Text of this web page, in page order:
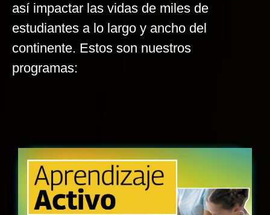
así impactar las vidas de miles de
estudiantes a lo largo y ancho del
continente. Estos son nuestros
programas: